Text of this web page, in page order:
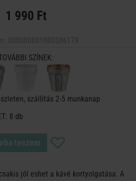
1 990 Ft
SZÍNEK:
szállítás 2-5 munkanap
8 db
teszem
jól eshet a kávé kortyolgatása. A